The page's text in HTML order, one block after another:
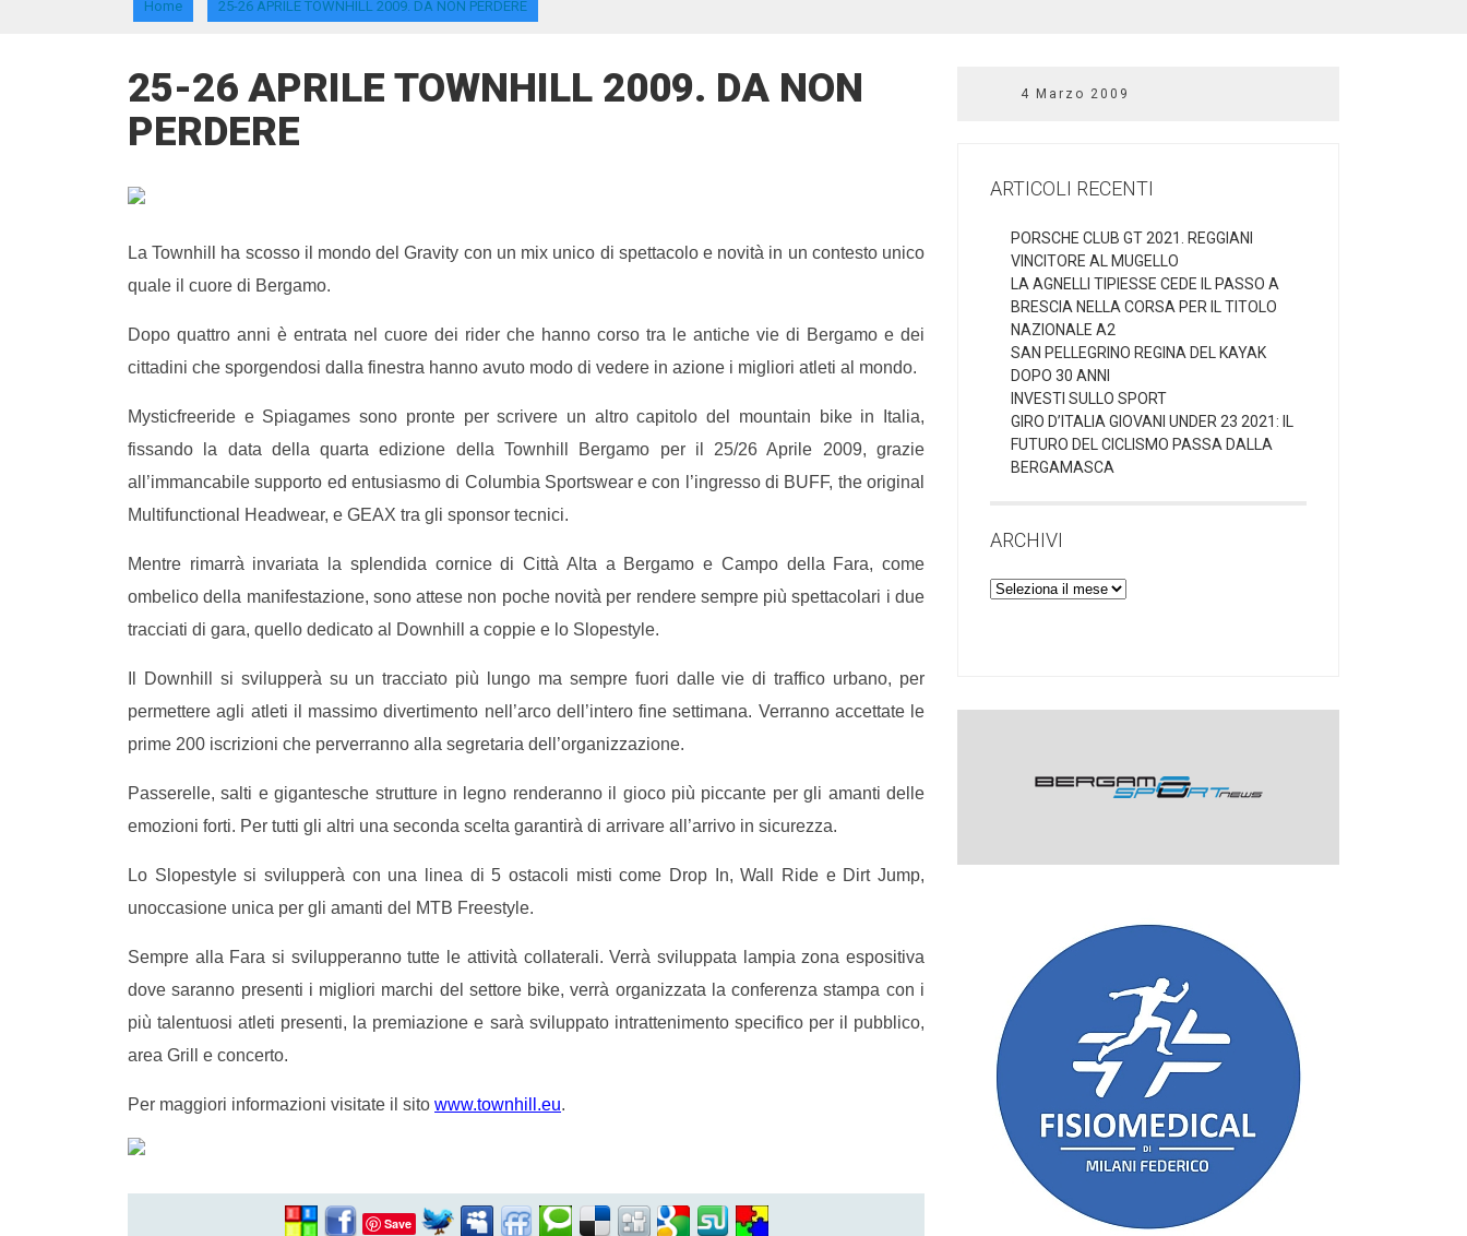
Home 25-26 APRILE TOWNHILL 2009. DA NON PERDERE
25-26 APRILE TOWNHILL 2009. DA NON
PERDERE
La Townhill ha scosso il mondo del Gravity con un mix unico di spettacolo e novità in un contesto unico
quale il cuore di Bergamo.
Dopo quattro anni è entrata nel cuore dei rider che hanno corso tra le antiche vie di Bergamo e dei
cittadini che sporgendosi dalla finestra hanno avuto modo di vedere in azione i migliori atleti al mondo.
Mysticfreeride e Spiagames sono pronte per scrivere un altro capitolo del mountain bike in Italia,
fissando la data della quarta edizione della Townhill Bergamo per il 25/26 Aprile 2009, grazie
all’immancabile supporto ed entusiasmo di Columbia Sportswear e con l’ingresso di BUFF, the original
Multifunctional Headwear, e GEAX tra gli sponsor tecnici.
Mentre rimarrà invariata la splendida cornice di Città Alta a Bergamo e Campo della Fara, come
ombelico della manifestazione, sono attese non poche novità per rendere sempre più spettacolari i due
tracciati di gara, quello dedicato al Downhill a coppie e lo Slopestyle.
Il Downhill si svilupperà su un tracciato più lungo ma sempre fuori dalle vie di traffico urbano, per
permettere agli atleti il massimo divertimento nell’arco dell’intero fine settimana. Verranno accettate le
prime 200 iscrizioni che perverranno alla segretaria dell’organizzazione.
Passerelle, salti e gigantesche strutture in legno renderanno il gioco più piccante per gli amanti delle
emozioni forti. Per tutti gli altri una seconda scelta garantirà di arrivare all’arrivo in sicurezza.
Lo Slopestyle si svilupperà con una linea di 5 ostacoli misti come Drop In, Wall Ride e Dirt Jump,
unoccasione unica per gli amanti del MTB Freestyle.
Sempre alla Fara si svilupperanno tutte le attività collaterali. Verrà sviluppata lampia zona espositiva
dove saranno presenti i migliori marchi del settore bike, verrà organizzata la conferenza stampa con i
più talentuosi atleti presenti, la premiazione e sarà sviluppato intrattenimento specifico per il pubblico,
area Grill e concerto.
Per maggiori informazioni visitate il sito www.townhill.eu.
Save
4 Marzo 2009
ARTICOLI RECENTI
PORSCHE CLUB GT 2021. REGGIANI
VINCITORE AL MUGELLO
LA AGNELLI TIPIESSE CEDE IL PASSO A
BRESCIA NELLA CORSA PER IL TITOLO
NAZIONALE A2
SAN PELLEGRINO REGINA DEL KAYAK
DOPO 30 ANNI
INVESTI SULLO SPORT
GIRO D’ITALIA GIOVANI UNDER 23 2021: IL
FUTURO DEL CICLISMO PASSA DALLA
BERGAMASCA
ARCHIVI
Archivi